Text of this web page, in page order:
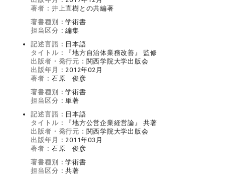
著者： 井上直樹との共編著
著書種別：学術書
担当区分：編集
記述言語： 日本語
タイトル：
『地方自治体業務改善』 監修
出版者・発行元： 関西学院大学出版会
出版年月：2012年02月
著者： 石原 俊彦
著書種別：学術書
担当区分：単著
記述言語： 日本語
タイトル：
『地方公営企業経営論』 共著
出版者・発行元： 関西学院大学出版会
出版年月：2011年03月
著者： 石原 俊彦
著書種別：学術書
担当区分：共著